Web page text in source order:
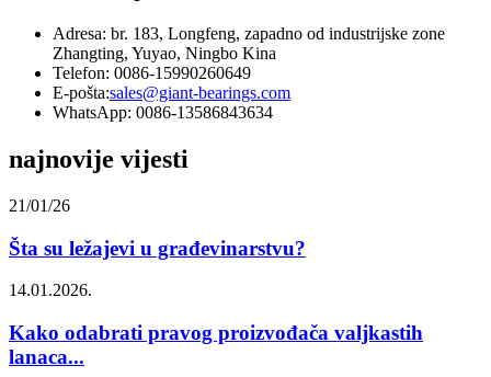
Adresa: br. 183, Longfeng, zapadno od industrijske zone
Zhangting, Yuyao, Ningbo Kina
Telefon: 0086-15990260649
E-pošta:sales@giant-bearings.com
WhatsApp: 0086-13586843634
najnovije vijesti
21/01/26
Šta su ležajevi u građevinarstvu?
14.01.2026.
Kako odabrati pravog proizvođača valjkastih
lanaca...